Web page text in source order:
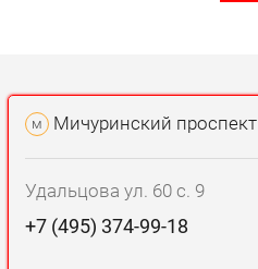
м Мичуринский проспект
Удальцова ул. 60 с. 9
+7 (495) 374-99-18